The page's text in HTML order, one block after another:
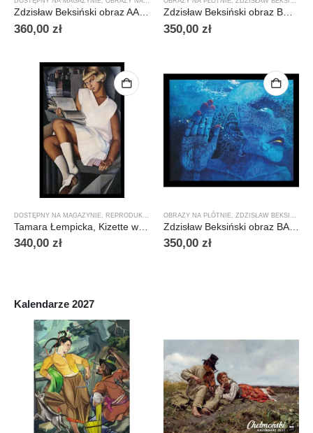
Zdzisław Beksiński obraz AA72, 75×60 cm blejtram – dostępny
360,00 zł
Zdzisław Beksiński obraz BC79, 72×60 cm blejtram – dostępny
350,00 zł
DOSTĘPNY NA MAGAZYNIE REPRODUKCJE NA PŁÓTNIE ,TAMARA ŁEMPICKA
340,00 zł
OBRAZY NA PŁÓTNIE ZDZISŁAW BEKSIŃSKI
350,00 zł
Kalendarze 2027